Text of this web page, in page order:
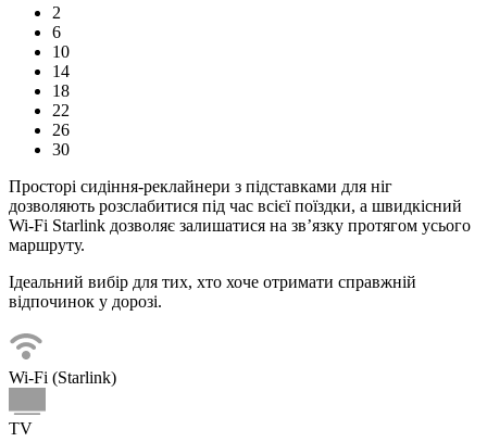
2
6
10
14
18
22
26
30
Просторі сидіння-реклайнери з підставками для ніг
дозволяють розслабитися під час всієї поїздки, а швидкісний
Wi-Fi Starlink дозволяє залишатися на зв’язку протягом усього
маршруту.
Ідеальний вибір для тих, хто хоче отримати справжній
відпочинок у дорозі.
Wi-Fi (Starlink)
TV